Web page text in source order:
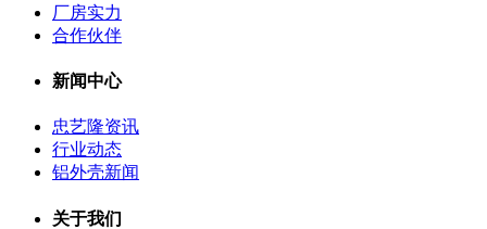
厂房实力
合作伙伴
新闻中心
忠艺隆资讯
行业动态
铝外壳新闻
关于我们